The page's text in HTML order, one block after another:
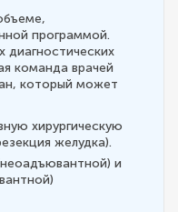
программой.
диагностических
команда врачей
который может
хирургическую
желудка).
и